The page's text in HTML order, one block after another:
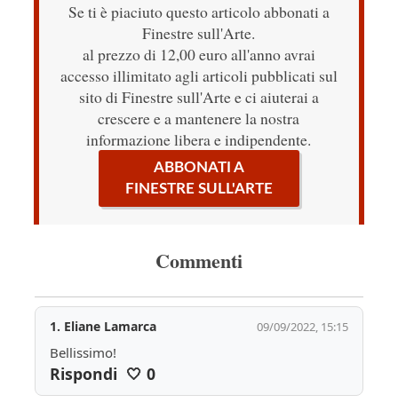
Se ti è piaciuto questo articolo abbonati a
Finestre sull'Arte.
al prezzo di 12,00 euro all'anno avrai
accesso illimitato agli articoli pubblicati sul
sito di Finestre sull'Arte e ci aiuterai a
crescere e a mantenere la nostra
informazione libera e indipendente.
ABBONATI A
FINESTRE SULL'ARTE
Commenti
1. Eliane Lamarca 09/09/2022, 15:15
Bellissimo!
Rispondi 🤍 0